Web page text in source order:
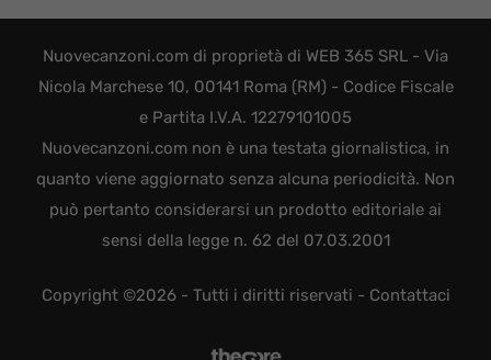
Nuovecanzoni.com di proprietà di WEB 365 SRL - Via
Nicola Marchese 10, 00141 Roma (RM) - Codice Fiscale
e Partita I.V.A. 12279101005
Nuovecanzoni.com non è una testata giornalistica, in
quanto viene aggiornato senza alcuna periodicità. Non
può pertanto considerarsi un prodotto editoriale ai
sensi della legge n. 62 del 07.03.2001
Copyright ©2026 - Tutti i diritti riservati - Contattaci